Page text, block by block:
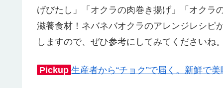
げびたし」「オクラの肉巻き揚げ」「オクラ
滋養食材！ネバネバオクラのアレンジレシピ
しますので、ぜひ参考にしてみてくださいね
Pickup 生産者から“チョク”で届く。新鮮で